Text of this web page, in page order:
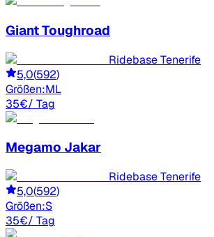
GiantToughroad
Ridebase Tenerife
5,0(592)
Größen:ML
35€/ Tag
Megamo Jakar
Ridebase Tenerife
5,0(592)
Größen:S
35€/ Tag